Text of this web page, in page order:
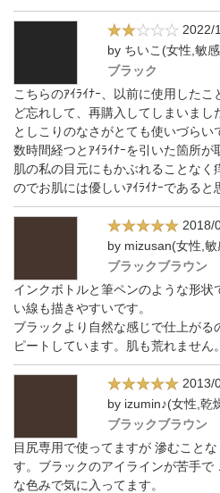
2022/
by ちいこ(女性,敏
ブラック
こちらのｱｲﾗｲﾅｰ、以前に使用した
ど忘れして、再購入してしまいまし
としこりのなさがとても使いづら
数時間経つとｱｲﾗｲﾅｰを引いた箇所
肌の私の目元にもかぶれることな
のでお肌には優しいｱｲﾗｲﾅｰであると
2018/
by mizusan(女性,敏
ブラックブラウン
インクボトルと筆ペンのような形状
い線も描きやすいです。
ブラックより自然な感じで仕上がる
ピートしています。肌も荒れません。
2013/
by izumin♪(女性,乾
ブラックブラウン
目尻専用で使ってますが 滲むこと
す。ブラックのアイラインが苦手で
な色みで気に入ってます。